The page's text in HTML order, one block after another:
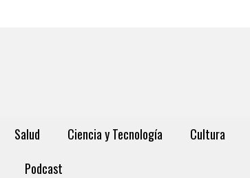
Salud Ciencia y Tecnología Cultura
Podcast